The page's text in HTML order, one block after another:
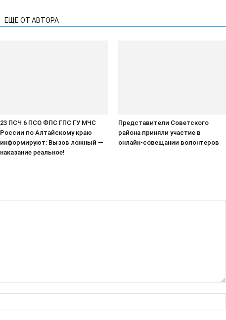
ЕЩЕ ОТ АВТОРА
23 ПСЧ 6 ПСО ФПС ГПС ГУ МЧС
России по Алтайскому краю
информируют: Вызов ложный —
наказание реальное!
Представители Советского
района приняли участие в
онлайн-совещании волонтеров